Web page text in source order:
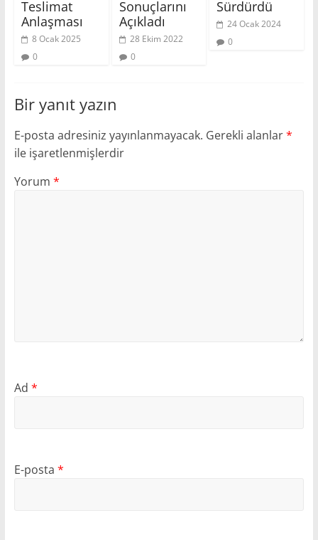
Teslimat
Anlaşması
8 Ocak 2025
0
Sonuçlarını
Açıkladı
28 Ekim 2022
0
Sürdürdü
24 Ocak 2024
0
Bir yanıt yazın
E-posta adresiniz yayınlanmayacak. Gerekli alanlar*
ile işaretlenmişlerdir
Yorum *
Ad *
E-posta *